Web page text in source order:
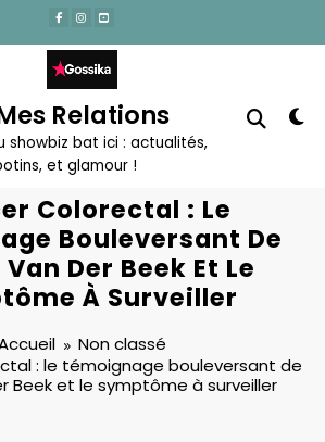
Relations
showbiz bat ici : actualités,
et glamour !
Colorectal : Le
Bouleversant De
Der Beek Et Le
À Surveiller
Non classé
: le témoignage bouleversant de
Beek et le symptôme à surveiller